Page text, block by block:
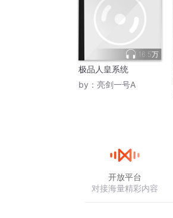
16.5万
极品人皇系统
by： 亮剑一号A
开放平台
对接海量精彩内容